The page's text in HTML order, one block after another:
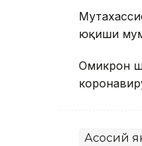
юқиши
Омикрон
Асосий